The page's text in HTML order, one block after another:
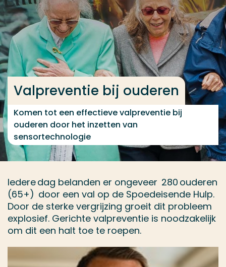
Ga direct naar de content
... > Valpreventie bij ouderen, making sense of
Valpreventie bij ouderen
Komen tot een effectieve valpreventie bij
ouderen door het inzetten van
sensortechnologie
Iedere dag belanden er ongeveer 280 ouderen
(65+) door een val op de Spoedeisende Hulp.
Door de sterke vergrijzing groeit dit probleem
explosief. Gerichte valpreventie is noodzakelijk
om dit een halt toe te roepen.
Veel gezocht
Opleiding
Contact